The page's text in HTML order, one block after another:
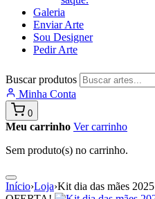
Galeria
Enviar Arte
Sou Designer
Pedir Arte
Buscar produtos
Minha Conta
0
Meu carrinho Ver carrinho
Sem produto(s) no carrinho.
Início›Loja›Kit dia das mães 2025